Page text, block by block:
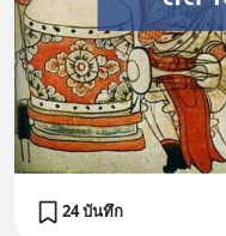
24 บันทึก